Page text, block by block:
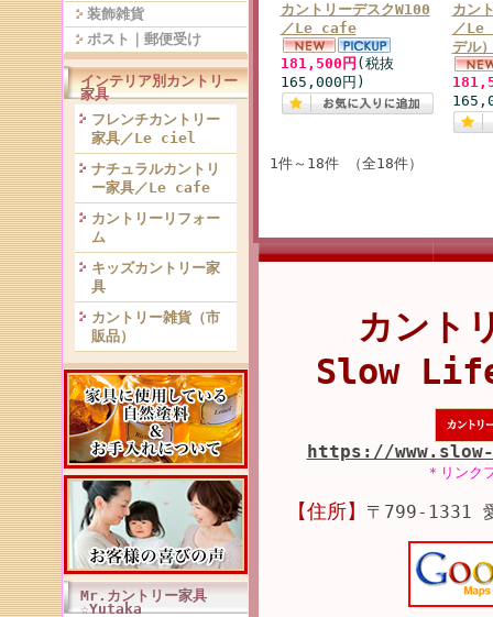
装飾雑貨
ポスト｜郵便受け
インテリア別カントリー
家具
フレンチカントリー
家具／Le ciel
ナチュラルカントリ
ー家具／Le cafe
カントリーリフォー
ム
キッズカントリー家
具
カントリー雑貨（市
販品）
Mr.カントリー家具
☆Yutaka
カントリーデスクW100
／Le cafe
181,500円 (税抜
165,000円)
カン
／Le
デル
1件～18件 （全18件）
カント
Slow
https://
＊リンク
【住所】 〒799-1331